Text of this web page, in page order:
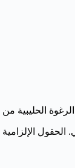
الحليبية من
الحقول